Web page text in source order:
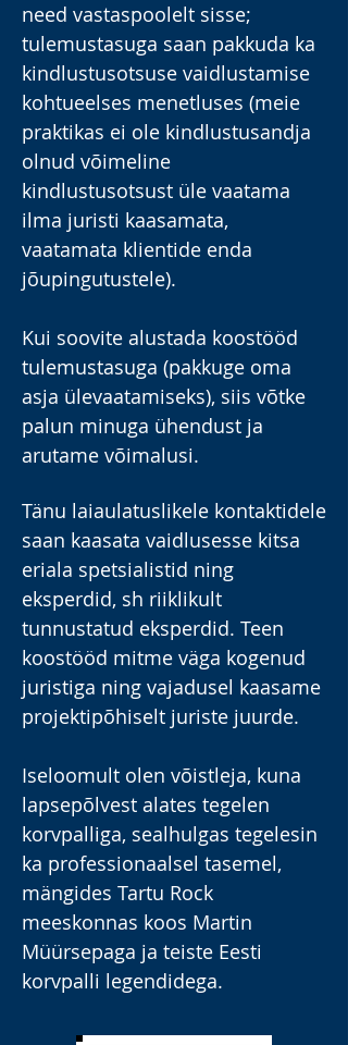
need vastaspoolelt sisse;
tulemustasuga saan pakkuda ka
kindlustusotsuse vaidlustamise
kohtueelses menetluses (meie
praktikas ei ole kindlustusandja
olnud võimeline
kindlustusotsust üle vaatama
ilma juristi kaasamata,
vaatamata klientide enda
jõupingutustele).
Kui soovite alustada koostööd
tulemustasuga (pakkuge oma
asja ülevaatamiseks), siis võtke
palun minuga ühendust ja
arutame võimalusi.
Tänu laiaulatuslikele kontaktidele
saan kaasata vaidlusesse kitsa
eriala spetsialistid ning
eksperdid, sh riiklikult
tunnustatud eksperdid. Teen
koostööd mitme väga kogenud
juristiga ning vajadusel kaasame
projektipõhiselt juriste juurde.
Iseloomult olen võistleja, kuna
lapsepõlvest alates tegelen
korvpalliga, sealhulgas tegelesin
ka professionaalsel tasemel,
mängides Tartu Rock
meeskonnas koos Martin
Müürsepaga ja teiste Eesti
korvpalli legendidega.